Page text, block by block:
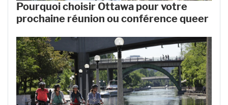
Pourquoi choisir Ottawa pour votre
prochaine réunion ou conférence queer